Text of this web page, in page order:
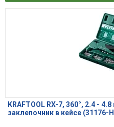
KRAFTOOL RX-7, 360°, 2.4 -
заклепочник в кейсе (31176-